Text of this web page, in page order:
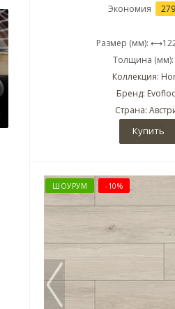
Экономия
Размер (мм):
Толщина (мм):
Коллекция:
Бренд:
Страна:
Купить
ШОУРУМ -10%